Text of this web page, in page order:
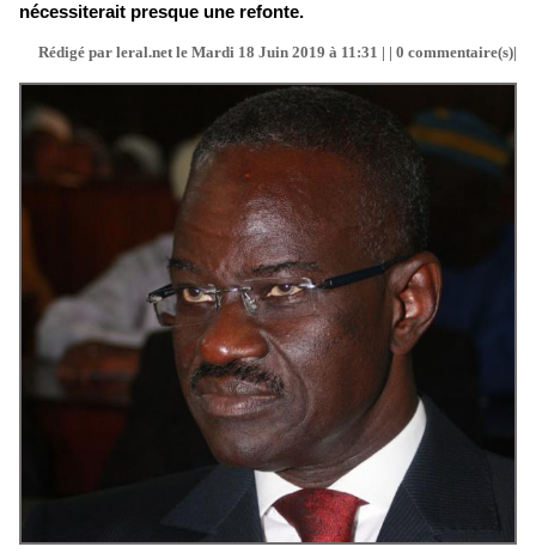
nécessiterait presque une refonte.
Rédigé par leral.net le Mardi 18 Juin 2019 à 11:31 | | 0 commentaire(s)|